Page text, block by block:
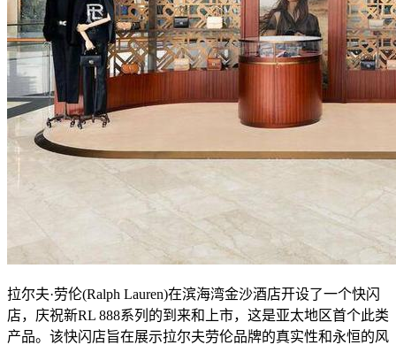
拉尔夫·劳伦(Ralph Lauren)在滨海湾金沙酒店开设了一个快闪
店，庆祝新RL 888系列的到来和上市，这是亚太地区首个此类
产品。该快闪店旨在展示拉尔夫劳伦品牌的真实性和永恒的风